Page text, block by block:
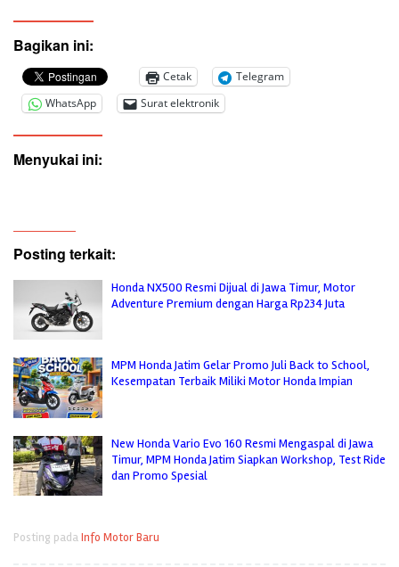
Bagikan ini:
Cetak
Telegram
WhatsApp
Surat elektronik
Menyukai ini:
Posting terkait:
Honda NX500 Resmi Dijual di Jawa Timur, Motor
Adventure Premium dengan Harga Rp234 Juta
MPM Honda Jatim Gelar Promo Juli Back to School,
Kesempatan Terbaik Miliki Motor Honda Impian
New Honda Vario Evo 160 Resmi Mengaspal di Jawa
Timur, MPM Honda Jatim Siapkan Workshop, Test Ride
dan Promo Spesial
Posting padaInfo Motor Baru